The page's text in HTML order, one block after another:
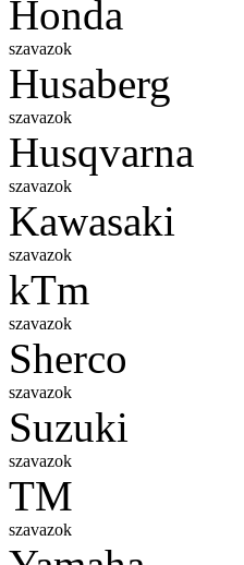
Honda
szavazok
Husaberg
szavazok
Husqvarna
szavazok
Kawasaki
szavazok
kTm
szavazok
Sherco
szavazok
Suzuki
szavazok
TM
szavazok